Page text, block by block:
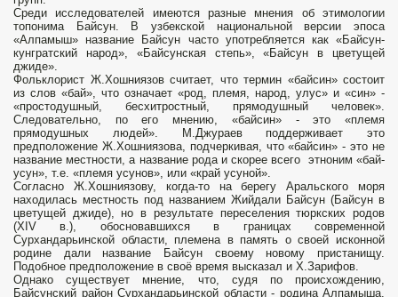
Среди исследователей имеются разные мнения об этимологии
топонима Байсун. В узбекской национальной версии эпоса
«Алпамыш» название Байсун часто употребляется как «Байсун-
кунгратский народ», «Байсунская степь», «Байсун в цветущей
джиде».
Фольклорист Ж.Хошниязов считает, что термин «байсин» состоит
из слов «бай», что означает «род, племя, народ, улус» и «син» -
«простодушный, бесхитростный, прямодушный человек».
Следовательно, по его мнению, «байсин» - это «племя
прямодушных людей». М.Джураев поддерживает это
предположение Ж.Хошниязова, подчеркивая, что «байсин» - это не
название местности, а название рода и скорее всего этноним «бай-
усун», т.е. «племя усунов», или «край усуной».
Согласно Ж.Хошниязову, когда-то на берегу Аральского моря
находилась местность под названием Жийдали Байсун (Байсун в
цветущей джиде), но в результате переселения тюркских родов
(XIV в.), обосновавшихся в границах современной
Сурхандарьинской области, племена в память о своей исконной
родине дали название Байсун своему новому пристанищу.
Подобное предположение в своё время высказал и Х.Зарифов.
Однако существует мнение, что, судя по происхождению,
Байсунский район Сурхандарьинской области - родина Алпамыша.